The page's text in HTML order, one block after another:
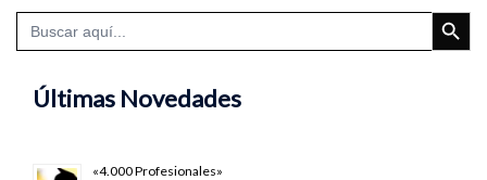
Buscar: BOTÓN DE
Últimas Novedades
«4.000 Profesionales»